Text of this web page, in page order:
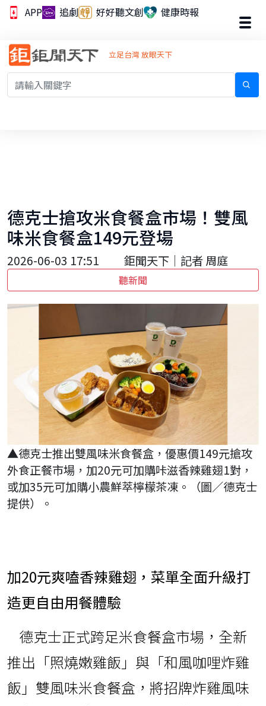
APP 追劇 好好聽文創 健康時報
立足台灣 放眼天下
德克士搶攻米食餐盒市場！雙風
味米食餐盒149元登場
2026-06-03 17:51 鉅聞天下｜記者 周庭
聽新聞
▲德克士推出雙風味米食餐盒，優惠價149元搶攻
外食正餐市場，加20元可加購咔滋香辣雞翅1對，
或加35元可加購小農鮮萃檸檬茶凍。（圖／德克士
提供）。
加20元爽嗑香辣雞翅，菜單全面升級打
造更自由用餐體驗
德克士正式跨足米食餐盒市場，全新
推出「照燒嫩雞飯」與「和風咖哩炸雞
飯」雙風味米食餐盒，將招牌炸雞風味